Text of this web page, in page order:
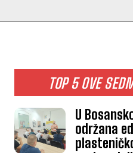
TOP 5 OVE
U
održana